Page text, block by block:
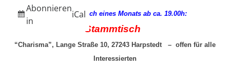
Abonnieren
in
iCal
jeden 3. Mittwoch eines Monats ab ca. 19.00h:
Stammtisch
“Charisma”, Lange Straße 10, 27243 Harpstedt – offen für alle
Interessierten